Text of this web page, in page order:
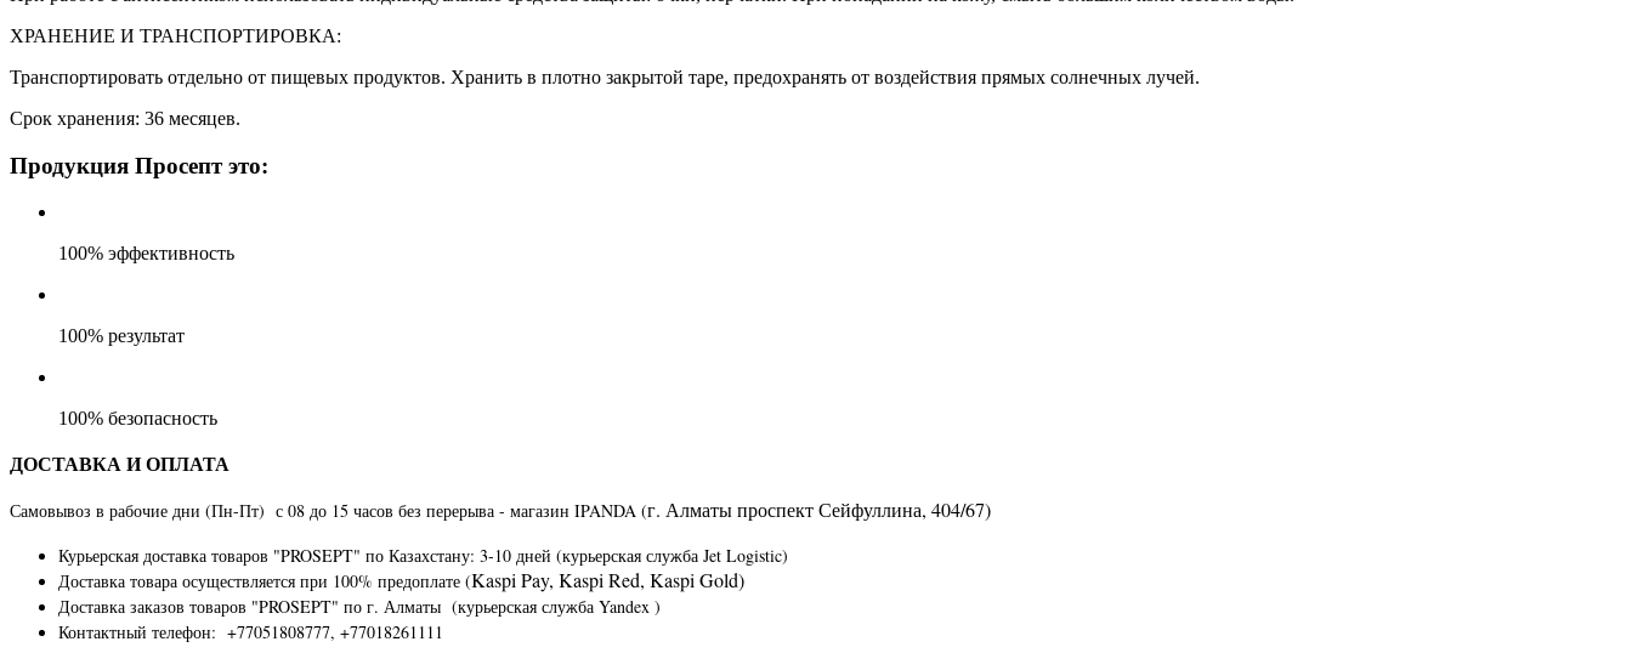
ХРАНЕНИЕ И ТРАНСПОРТИРОВКА:
Транспортировать отдельно от пищевых продуктов. Хранить в плотно закрытой таре, предохранять от воздействия прямых солнечных лучей.
Срок хранения: 36 месяцев.
Продукция Просепт это:
100% эффективность
100% результат
100% безопасность
ДОСТАВКА И ОПЛАТА
Самовывоз в рабочие дни (Пн-Пт) с 08 до 15 часов без перерыва - магазин IPANDA (г. Алматы​ ​проспект Сейфуллина, 404/67)
Курьерская доставка товаров "PROSEPT" по Казахстану: 3-10 дней (курьерская служба Jet Logistic)
Доставка товара осуществляется при 100% предоплате (Kaspi Pay, Kaspi Red, Kaspi Gold)
Доставка заказов товаров "PROSEPT" по г. Алматы (курьерская служба Yandex )
Контактный телефон: +77051808777, +77018261111